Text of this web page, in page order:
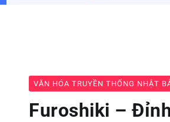
VĂN HÓA TRUYỀN THỐNG NHẬT
Furoshiki –